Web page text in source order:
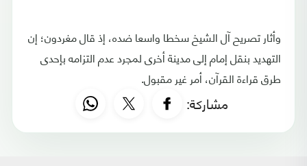
وأثار تصريح آل الشيخ سخطا واسعا ضده، إذ قال مغردون؛ إن
التهديد بنقل إمام إلى مدينة أخرى لمجرد عدم التزامه بإحدى
طرق قراءة القرآن، أمر غير مقبول.
مشاركة: